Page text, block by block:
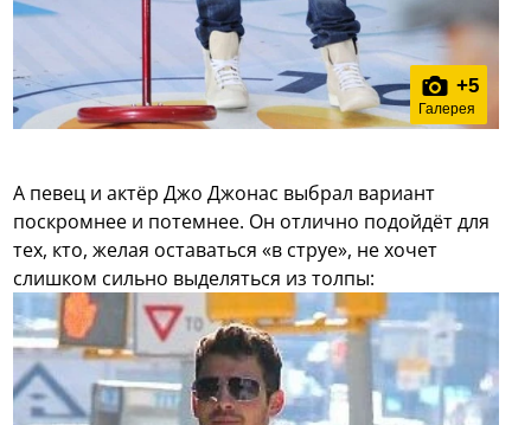
+5
Галерея
А певец и актёр Джо Джонас выбрал вариант
поскромнее и потемнее. Он отлично подойдёт для
тех, кто, желая оставаться «в струе», не хочет
слишком сильно выделяться из толпы: